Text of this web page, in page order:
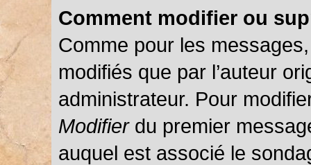
Comment modifier ou
Comme pour les
modifiés que par l’auteur
administrateur. Pour
Modifierdu premier
auquel est associé le